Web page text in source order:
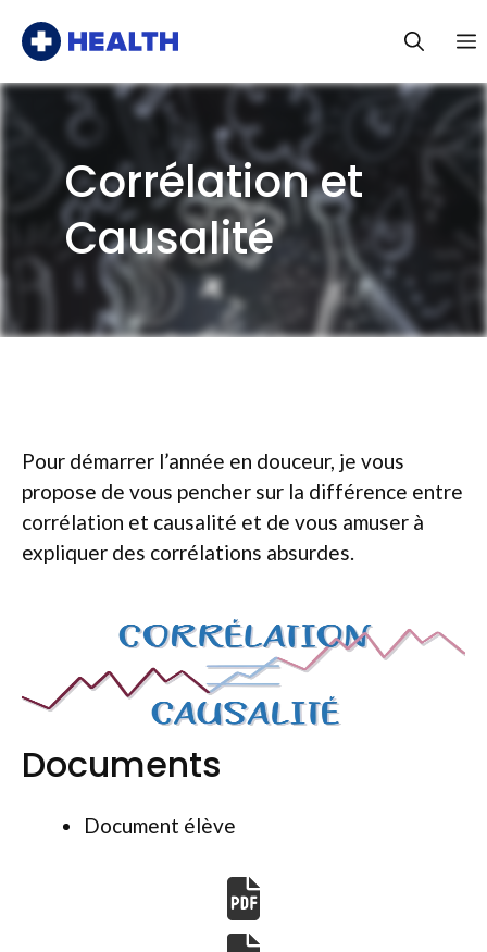
Corrélation et
Causalité
Pour démarrer l’année en douceur, je vous
propose de vous pencher sur la différence entre
corrélation et causalité et de vous amuser à
expliquer des corrélations absurdes.
Documents
Document élève